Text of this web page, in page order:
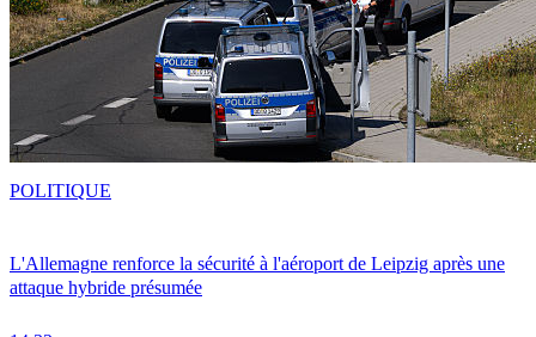
L'Allemagne renforce la sécurité à l'aéroport de Leipzig après une
attaque hybride présumée
POLITIQUE